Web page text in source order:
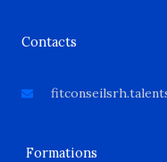
Contacts
Formations